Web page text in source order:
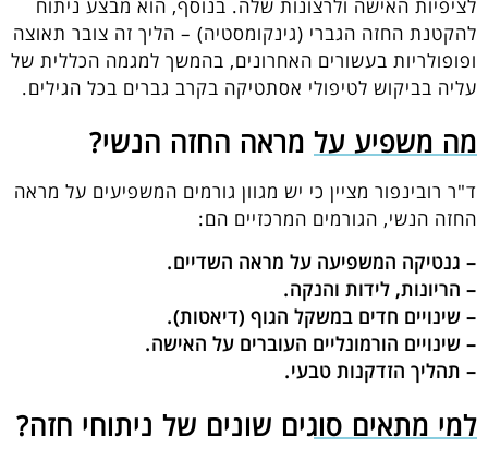
לציפיות האישה ולרצונות שלה. בנוסף, הוא מבצע ניתוח
להקטנת החזה הגברי (גינקומסטיה) – הליך זה צובר תאוצה
ופופולריות בעשורים האחרונים, בהמשך למגמה הכללית של
עליה בביקוש לטיפולי אסתטיקה בקרב גברים בכל הגילים.
מה משפיע על מראה החזה הנשי?
ד"ר רובינפור מציין כי יש מגוון גורמים המשפיעים על מראה
החזה הנשי, הגורמים המרכזיים הם:
– גנטיקה המשפיעה על מראה השדיים.
– הריונות, לידות והנקה.
– שינויים חדים במשקל הגוף (דיאטות).
– שינויים הורמונליים העוברים על האישה.
– תהליך הזדקנות טבעי.
למי מתאים סוגים שונים של ניתוחי חזה?